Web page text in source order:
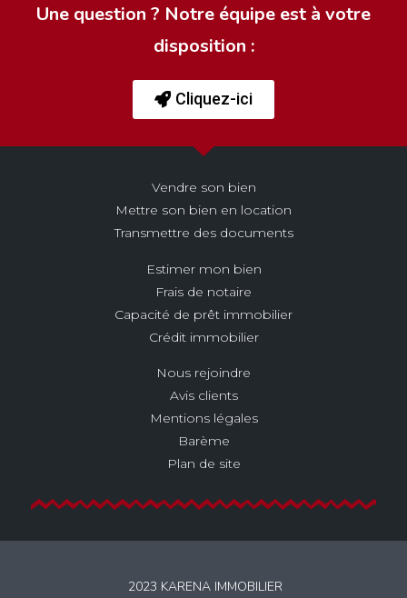
Une question ? Notre équipe est à votre
disposition :
Cliquez-ici
Vendre son bien
Mettre son bien en location
Transmettre des documents
Estimer mon bien
Frais de notaire
Capacité de prêt immobilier
Crédit immobilier
Nous rejoindre
Avis clients
Mentions légales
Barème
Plan de site
2023 KARENA IMMOBILIER